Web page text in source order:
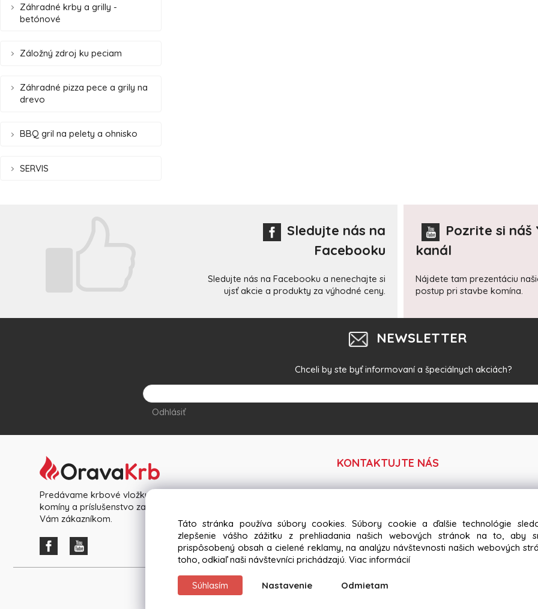
Záhradné krby a grilly -
betónové
Záložný zdroj ku peciam
Záhradné pizza pece a grily na
drevo
BBQ gril na pelety a ohnisko
SERVIS
Sledujte nás na
Facebooku
Sledujte nás na Facebooku a nenechajte si
ujsť akcie a produkty za výhodné ceny.
Pozrite si náš
kanál
Nájdete tam prezentáciu
postup pri stavbe komína.
NEWSLETTER
Chceli by ste byť informovaní a špeciálnych akciách?
Odhlásiť
Predávame krbové vložky, pece, kachle, nerezové
komíny a príslušenstvo za výhodné ceny priamo k
Vám zákazníkom.
KONTAKTUJTE NÁS
Tel:+421 918 364 633
Mail:oravakrb@gmail.com
Copyright © 2024 oravakrb.sk, All rights reserved
Táto stránka používa súbory cookies. Súbory cookie a ďalšie technológie
zlepšenie vášho zážitku z prehliadania našich webových stránok na to, aby
prispôsobený obsah a cielené reklamy, na analýzu návštevnosti našich webových
toho, odkiaľ naši návštevníci prichádzajú. Viac informácií
Súhlasím Nastavenie Odmietam